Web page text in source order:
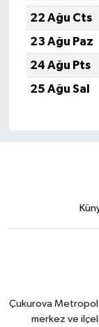
22 Ağu Cts
23 Ağu Paz
24 Ağu Pts
25 Ağu Sal
Çukurova
merkez ve